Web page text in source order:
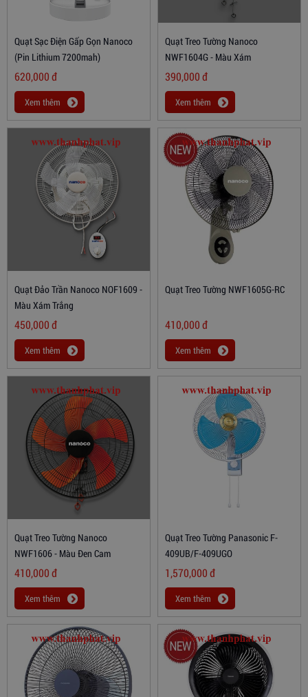
Quạt Sạc Điện Gấp Gọn Nanoco
(Pin Lithium 7200mah)
620,000đ
Xem thêm
Quạt Treo Tường Nanoco
NWF1604G - Màu Xám
390,000đ
Xem thêm
Quạt Đảo Trần Nanoco NOF1609 -
Màu Xám Trắng
450,000đ
Xem thêm
Quạt Treo Tường NWF1605G-RC
410,000đ
Xem thêm
Quạt Treo Tường Nanoco
NWF1606 - Màu Đen Cam
410,000đ
Xem thêm
Quạt Treo Tường Panasonic F-
409UB/F-409UGO
1,570,000đ
Xem thêm